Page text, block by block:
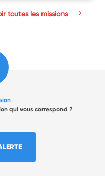
toutes les missions
qui vous correspond ?